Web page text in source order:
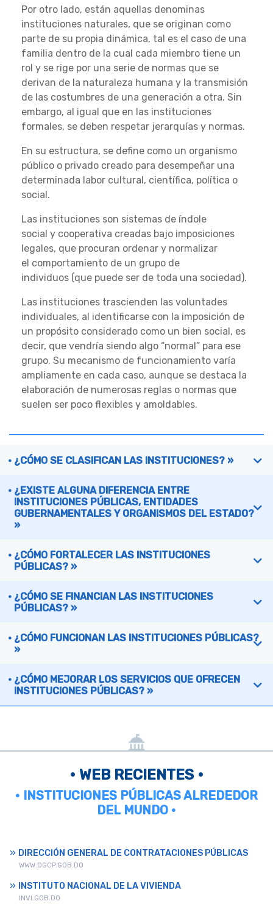
Por otro lado, están aquellas denominas
instituciones naturales, que se originan como
parte de su propia dinámica, tal es el caso de una
familia dentro de la cual cada miembro tiene un
rol y se rige por una serie de normas que se
derivan de la naturaleza humana y la transmisión
de las costumbres de una generación a otra. Sin
embargo, al igual que en las instituciones
formales, se deben respetar jerarquías y normas.
En su estructura, se define como un organismo
público o privado creado para desempeñar una
determinada labor cultural, científica, política o
social.
Las instituciones son sistemas de índole
social y cooperativa creadas bajo imposiciones
legales, que procuran ordenar y normalizar
el comportamiento de un grupo de
individuos (que puede ser de toda una sociedad).
Las instituciones trascienden las voluntades
individuales, al identificarse con la imposición de
un propósito considerado como un bien social, es
decir, que vendría siendo algo “normal” para ese
grupo. Su mecanismo de funcionamiento varía
ampliamente en cada caso, aunque se destaca la
elaboración de numerosas reglas o normas que
suelen ser poco flexibles y amoldables.
¿CÓMO SE CLASIFICAN LAS INSTITUCIONES? »
¿EXISTE ALGUNA DIFERENCIA ENTRE
INSTITUCIONES PÚBLICAS, ENTIDADES
GUBERNAMENTALES Y ORGANISMOS DEL ESTADO?
»
¿CÓMO FORTALECER LAS INSTITUCIONES
PÚBLICAS? »
¿CÓMO SE FINANCIAN LAS INSTITUCIONES
PÚBLICAS? »
¿CÓMO FUNCIONAN LAS INSTITUCIONES PÚBLICAS?
»
¿CÓMO MEJORAR LOS SERVICIOS QUE OFRECEN
INSTITUCIONES PÚBLICAS? »
• WEB RECIENTES •
• INSTITUCIONES PÚBLICAS ALREDEDOR
DEL MUNDO •
DIRECCIÓN GENERAL DE CONTRATACIONES PÚBLICAS
WWW.DGCP.GOB.DO
INSTITUTO NACIONAL DE LA VIVIENDA
INVI.GOB.DO